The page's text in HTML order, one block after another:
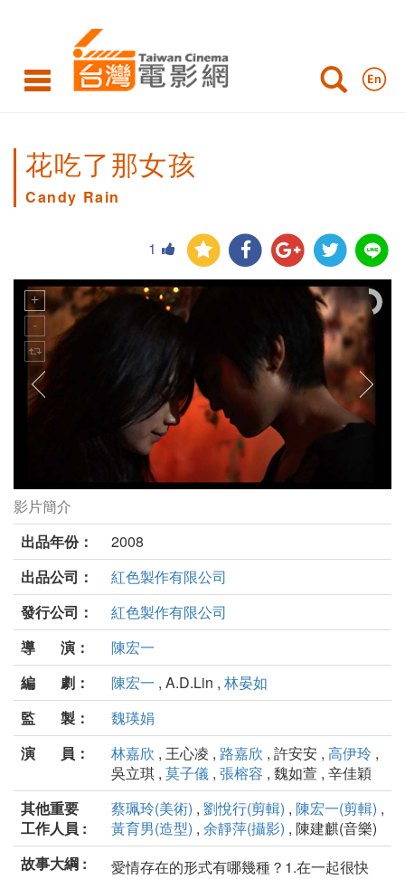
花吃了那女孩
Candy Rain
1
花吃了那女孩劇照
影片簡介
出品年份：
2008
出品公司：
紅色製作有限公司
發行公司：
紅色製作有限公司
導 演：
陳宏一
編 劇：
陳宏一 , A.D.Lin , 林晏如
監 製：
魏瑛娟
演 員：
林嘉欣 , 王心凌 , 路嘉欣 , 許安安 , 高伊玲 ,
吳立琪 , 莫子儀 , 張榕容 , 魏如萱 , 辛佳穎
其他重要
工作人員 :
蔡珮玲(美術) , 劉悅行(剪輯) , 陳宏一(剪輯) ,
黃育男(造型) , 余靜萍(攝影) , 陳建麒(音樂)
故事大綱 :
愛情存在的形式有哪幾種？1.在一起很快